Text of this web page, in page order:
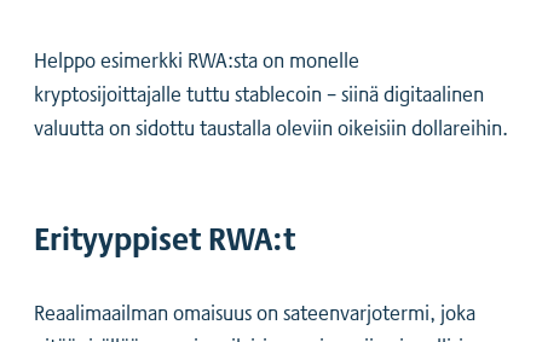
Helppo esimerkki RWA:sta on monelle
kryptosijoittajalle tuttu stablecoin – siinä digitaalinen
valuutta on sidottu taustalla oleviin oikeisiin dollareihin.
Erityyppiset RWA:t
Reaalimaailman omaisuus on sateenvarjotermi, joka